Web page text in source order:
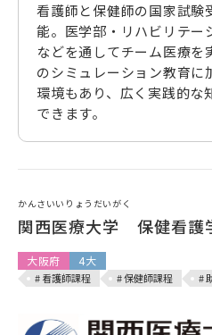
看護師と保健師の国家試験
能。医学部・リハビリテー
などを通してチーム医療を
のシミュレーション教育に
環境もあり、広く実践的な
できます。
かんさいいりょうだいがく
関西医療大学 保健看護
大阪府 4大
# 看護師課程 # 保健師課程 #